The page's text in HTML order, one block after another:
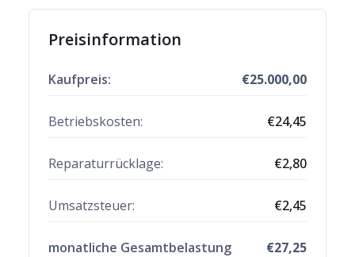
Preisinformation
Kaufpreis: €25.000,00
Betriebskosten: €24,45
Reparaturrücklage: €2,80
Umsatzsteuer: €2,45
monatliche Gesamtbelastung
€27,25